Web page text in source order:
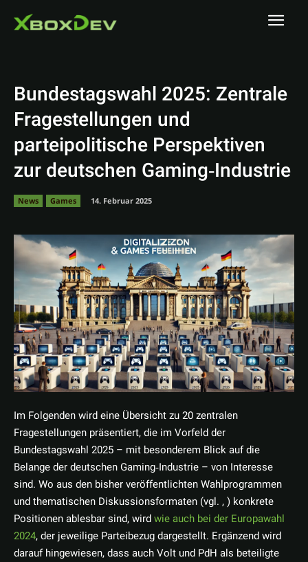
Bundestagswahl 2025: Zentrale
Fragestellungen und
parteipolitische Perspektiven
zur deutschen Gaming‑Industrie
News Games 14. Februar 2025
Im Folgenden wird eine Übersicht zu 20 zentralen
Fragestellungen präsentiert, die im Vorfeld der
Bundestagswahl 2025 – mit besonderem Blick auf die
Belange der deutschen Gaming‑Industrie – von Interesse
sind. Wo aus den bisher veröffentlichten Wahlprogrammen
und thematischen Diskussionsformaten (vgl. , ) konkrete
Positionen ablesbar sind, wirdwie auch bei der Europawahl
2024, der jeweilige Parteibezug dargestellt. Ergänzend wird
darauf hingewiesen, dass auch Volt und PdH als beteiligte